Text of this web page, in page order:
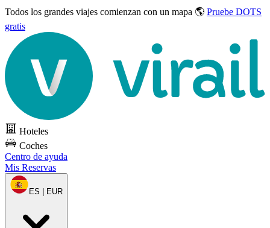
Todos los grandes viajes comienzan con un mapa 🌎 Pruebe DOTS
gratis
Hoteles
Coches
Centro de ayuda
Mis Reservas
ES | EUR